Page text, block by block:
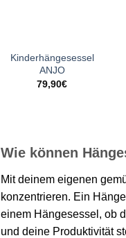
Kinderhängesessel
ANJO
79,90€
Wie können
Mit deinem eigenen
konzentrieren. Ein
einem Hängesessel, ob
und deine Produktivität